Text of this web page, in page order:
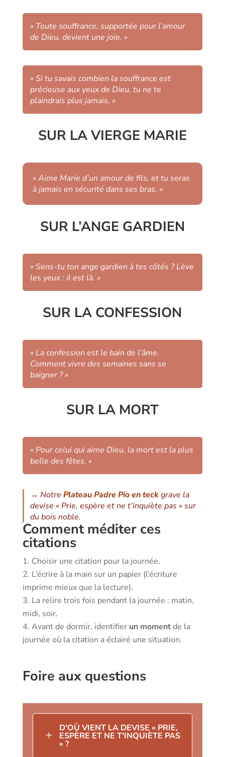
« Toute souffrance, supportée pour l’amour
de Dieu, devient une joie. »
« Si tu savais combien la souffrance est
précieuse aux yeux de Dieu, tu ne te
plaindrais plus jamais. »
SUR LA VIERGE MARIE
« Aime Marie d’un amour de fils, et tu seras
à jamais en sécurité dans ses bras. »
SUR L’ANGE GARDIEN
« Sens-tu ton ange gardien à tes côtés ? Lève
les yeux : il est là. »
SUR LA CONFESSION
« La confession est le bain de l’âme.
Comment vivre des semaines sans se
baigner ? »
SUR LA MORT
« Pour celui qui aime Dieu, la mort est la plus
belle des fêtes. »
→ Notre Plateau Padre Pio en teckgrave la
devise « Prie, espère et ne t’inquiète pas » sur
du bois noble.
Comment méditer ces
citations
Choisir une citation pour la journée.
L’écrire à la main sur un papier (l’écriture
imprime mieux que la lecture).
La relire trois fois pendant la journée : matin,
midi, soir.
Avant de dormir, identifier un momentde la
journée où la citation a éclairé une situation.
Foire aux questions
L
D'OÙ VIENT LA DEVISE « PRIE,
ESPÈRE ET NE T'INQUIÈTE PAS
» ?